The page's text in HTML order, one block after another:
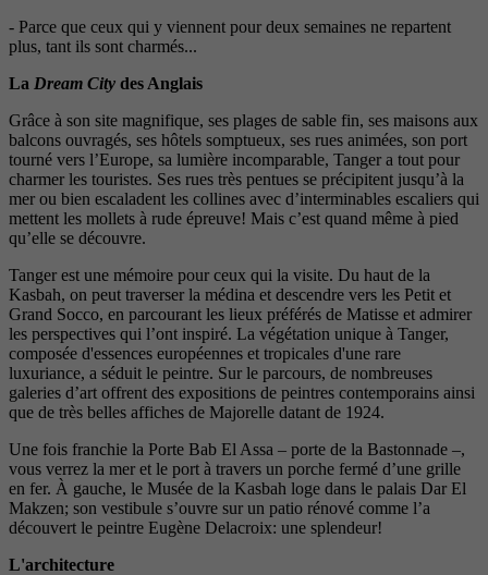
- Parce que ceux qui y viennent pour deux semaines ne repartent
plus, tant ils sont charmés...
La Dream City des Anglais
Grâce à son site magnifique, ses plages de sable fin, ses maisons aux
balcons ouvragés, ses hôtels somptueux, ses rues animées, son port
tourné vers l’Europe, sa lumière incomparable, Tanger a tout pour
charmer les touristes. Ses rues très pentues se précipitent jusqu’à la
mer ou bien escaladent les collines avec d’interminables escaliers qui
mettent les mollets à rude épreuve! Mais c’est quand même à pied
qu’elle se découvre.
Tanger est une mémoire pour ceux qui la visite. Du haut de la
Kasbah, on peut traverser la médina et descendre vers les Petit et
Grand Socco, en parcourant les lieux préférés de Matisse et admirer
les perspectives qui l’ont inspiré. La végétation unique à Tanger,
composée d'essences européennes et tropicales d'une rare
luxuriance, a séduit le peintre. Sur le parcours, de nombreuses
galeries d’art offrent des expositions de peintres contemporains ainsi
que de très belles affiches de Majorelle datant de 1924.
Une fois franchie la Porte Bab El Assa – porte de la Bastonnade –,
vous verrez la mer et le port à travers un porche fermé d’une grille
en fer. À gauche, le Musée de la Kasbah loge dans le palais Dar El
Makzen; son vestibule s’ouvre sur un patio rénové comme l’a
découvert le peintre Eugène Delacroix: une splendeur!
L'architecture